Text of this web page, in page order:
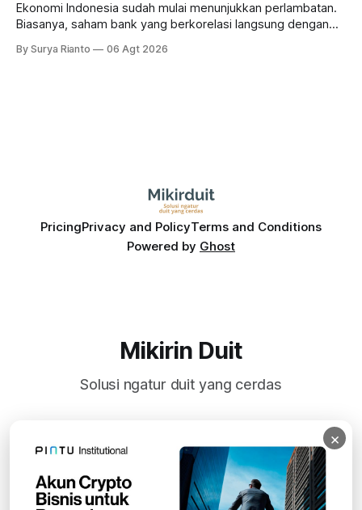
Ekonomi Indonesia sudah mulai menunjukkan perlambatan.
Biasanya, saham bank yang berkorelasi langsung dengan
bank ke depannya?
By Surya Rianto 06 Agt 2026
PricingPrivacy and PolicyTerms and Conditions
Powered by Ghost
Mikirin Duit
Solusi ngatur duit yang cerdas
Subscribe
×